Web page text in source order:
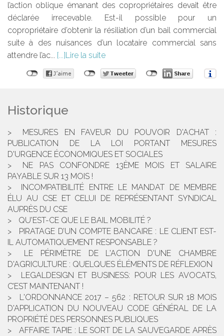
l’action oblique émanant des copropriétaires devait être
déclarée irrecevable. Est-il possible pour un
copropriétaire d’obtenir la résiliation d’un bail commercial
suite à des nuisances d’un locataire commercial sans
attendre l’ac...
Lire la suite
Historique
MESURES EN FAVEUR DU POUVOIR D'ACHAT :
PUBLICATION DE LA LOI PORTANT MESURES
D'URGENCE ÉCONOMIQUES ET SOCIALES
NE PAS CONFONDRE 13ÈME MOIS ET SALAIRE
PAYABLE SUR 13 MOIS !
INCOMPATIBILITÉ ENTRE LE MANDAT DE MEMBRE
ÉLU AU CSE ET CELUI DE REPRÉSENTANT SYNDICAL
AUPRÈS DU CSE
QU'EST-CE QUE LE BAIL MOBILITÉ ?
PIRATAGE D’UN COMPTE BANCAIRE : LE CLIENT EST-
IL AUTOMATIQUEMENT RESPONSABLE ?
LE PÉRIMÈTRE DE L'ACTION D'UNE CHAMBRE
D'AGRICULTURE : QUELQUES ÉLÉMENTS DE RÉFLEXION
LEGALDESIGN ET BUSINESS: POUR LES AVOCATS,
C’EST MAINTENANT !
L'ORDONNANCE 2017 – 562 : RETOUR SUR 18 MOIS
D'APPLICATION DU NOUVEAU CODE GÉNÉRAL DE LA
PROPRIÉTÉ DES PERSONNES PUBLIQUES
AFFAIRE TAPIE : LE SORT DE LA SAUVEGARDE APRÈS